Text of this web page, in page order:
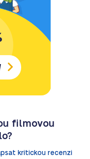
filmovou
kritickou recenzi